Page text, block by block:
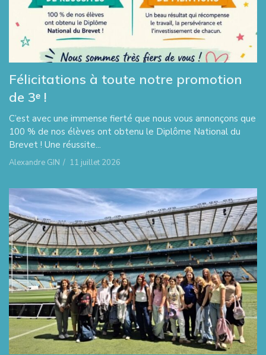
Félicitations à toute notre promotion
de 3ᵉ !
C’est avec une immense fierté que nous vous annonçons que
100 % de nos élèves ont obtenu le Diplôme National du
Brevet ! Une réussite...
Alexandre GIN / 11 juillet 2026